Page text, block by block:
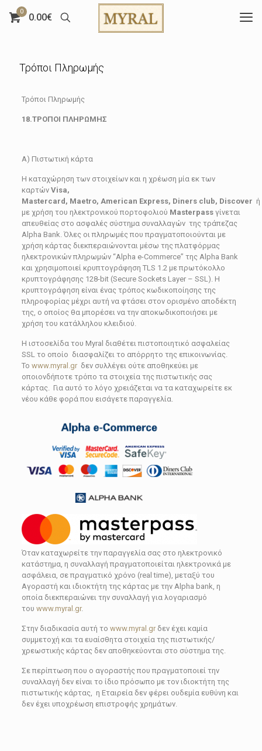
0
0.00€
Τρόποι Πληρωμής
Τρόποι Πληρωμής
18.ΤΡΟΠΟΙ ΠΛΗΡΩΜΗΣ
Α) Πιστωτική κάρτα
Η καταχώρηση των στοιχείων και η χρέωση μία εκ των
καρτών Visa,
Mastercard, Maetro, American Express, Diners club, Discover ή
με χρήση του ηλεκτρονικού πορτοφολιού Masterpassγίνεται
απευθείας στο ασφαλές σύστημα συναλλαγών της τράπεζας
Alpha Bank. Όλες οι πληρωμές που πραγματοποιούνται με
χρήση κάρτας διεκπεραιώνονται μέσω της πλατφόρμας
ηλεκτρονικών πληρωμών “Alpha e-Commerce” της Alpha Bank
και χρησιμοποιεί κρυπτογράφηση TLS 1.2 με πρωτόκολλο
κρυπτογράφησης 128-bit (Secure Sockets Layer – SSL). Η
κρυπτογράφηση είναι ένας τρόπος κωδικοποίησης της
πληροφορίας μέχρι αυτή να φτάσει στον ορισμένο αποδέκτη
της, ο οποίος θα μπορέσει να την αποκωδικοποιήσει με
χρήση του κατάλληλου κλειδιού.
Η ιστοσελίδα του Myral διαθέτει πιστοποιητικό ασφαλείας
SSL το οποίο διασφαλίζει το απόρρητο της επικοινωνίας.
Το www.myral.grδεν συλλέγει ούτε αποθηκεύει με
οποιονδήποτε τρόπο τα στοιχεία της πιστωτικής σας
κάρτας. Για αυτό το λόγο χρειάζεται να τα καταχωρείτε εκ
νέου κάθε φορά που εισάγετε παραγγελία.
Όταν καταχωρείτε την παραγγελία σας στο ηλεκτρονικό
κατάστημα, η συναλλαγή πραγματοποιείται ηλεκτρονικά με
ασφάλεια, σε πραγματικό χρόνο (real time), μεταξύ του
Αγοραστή και ιδιοκτήτη της κάρτας με την Alpha bank, η
οποία διεκπεραιώνει την συναλλαγή για λογαριασμό
του www.myral.gr.
Στην διαδικασία αυτή το www.myral.grδεν έχει καμία
συμμετοχή και τα ευαίσθητα στοιχεία της πιστωτικής/
χρεωστικής κάρτας δεν αποθηκεύονται στο σύστημα της.
Σε περίπτωση που ο αγοραστής που πραγματοποιεί την
συναλλαγή δεν είναι το ίδιο πρόσωπο με τον ιδιοκτήτη της
πιστωτικής κάρτας, η Εταιρεία δεν φέρει ουδεμία ευθύνη και
δεν έχει υποχρέωση επιστροφής χρημάτων.